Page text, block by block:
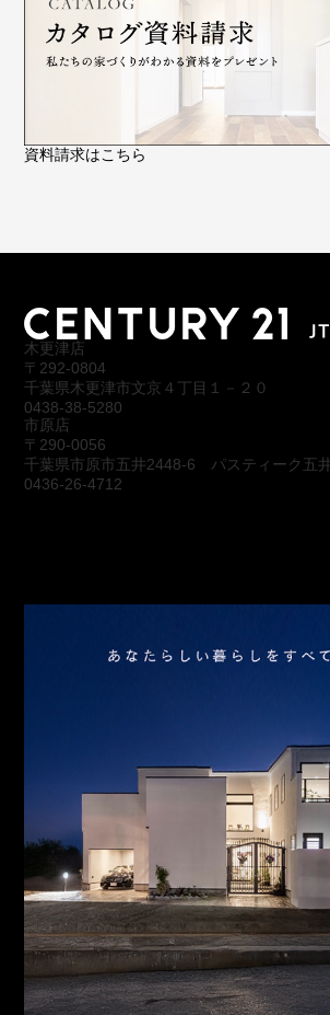
資料請求はこちら
木更津店
〒292-0804
千葉県木更津市文京４丁目１－２０
0438-38-5280
市原店
〒290-0056
千葉県市原市五井2448-6 パスティーク五
0436-26-4712